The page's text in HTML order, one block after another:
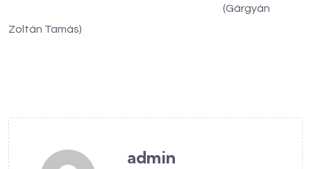
(Gárgyán
Zoltán Tamás)
admin